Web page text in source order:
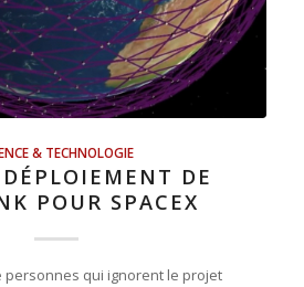
& TECHNOLOGIE
DE
POUR SPACEX
personnes qui ignorent le projet